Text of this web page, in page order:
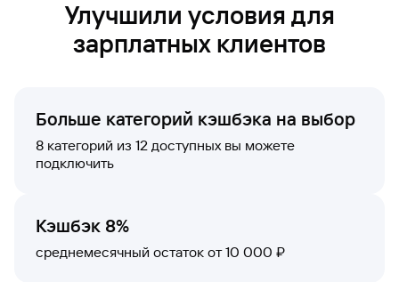
Улучшили условия для
зарплатных клиентов
Больше категорий кэшбэка на выбор
8 категорий из 12 доступных вы можете
подключить
Кэшбэк 8%
среднемесячный остаток от 10 000 ₽